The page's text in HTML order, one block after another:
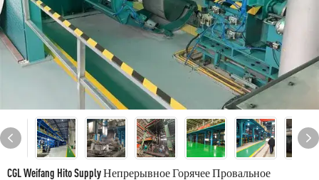
CGL Weifang Hito Supply Непрерывное Горячее Провальное